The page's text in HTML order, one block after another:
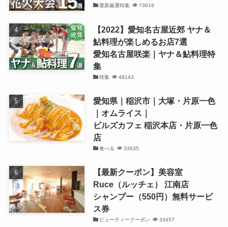
最新厳選特集 73619
【2022】愛知名古屋近郊 ヤナ＆
鮎料理が楽しめるお店7選
愛知名古屋咲楽｜ヤナ＆鮎料理特
集
特集 48143
愛知県｜稲沢市｜大塚・片原一色
｜オムライス｜
ビルズカフェ 稲沢本店・片原一色
店
食べる 33635
【最新クーポン】美容室
Ruce（ルッチェ） 江南店
シャンプー（550円）無料サービ
ス券
ビューティークーポン 33457